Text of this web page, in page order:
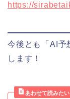
https://
今後とも「AI予
します！